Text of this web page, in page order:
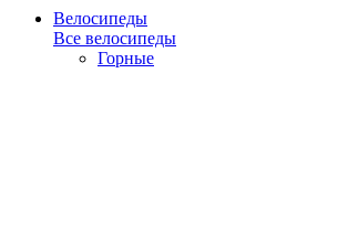
Велосипеды
Все велосипеды
Горные